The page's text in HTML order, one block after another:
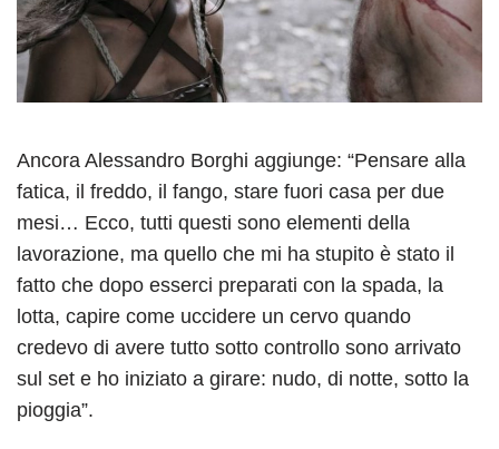
Ancora Alessandro Borghi aggiunge: “Pensare alla
fatica, il freddo, il fango, stare fuori casa per due
mesi… Ecco, tutti questi sono elementi della
lavorazione, ma quello che mi ha stupito è stato il
fatto che dopo esserci preparati con la spada, la
lotta, capire come uccidere un cervo quando
credevo di avere tutto sotto controllo sono arrivato
sul set e ho iniziato a girare: nudo, di notte, sotto la
pioggia”.